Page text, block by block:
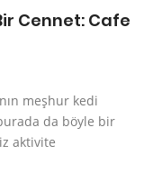
Cennet: Cafe
meşhur kedi
da böyle bir
aktivite